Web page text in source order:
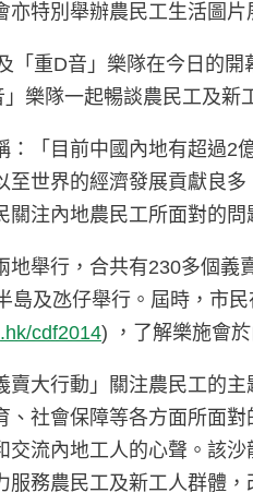
亦特別舉辦農民工生活圖
「重D音」樂隊在今日的開
樂隊一起暢談農民工及
：「目前中國內地有超過2
至世界的經濟發展貢獻良
關注內地農民工所面對的
地舉行，合共有230多個
島及氹仔舉行。屆時，市
cdf2014) ，了解樂施會
賣大行動」關注農民工的主
、社會保障等各方面所面
交流內地工人的心聲。該
服務農民工及新工人群體